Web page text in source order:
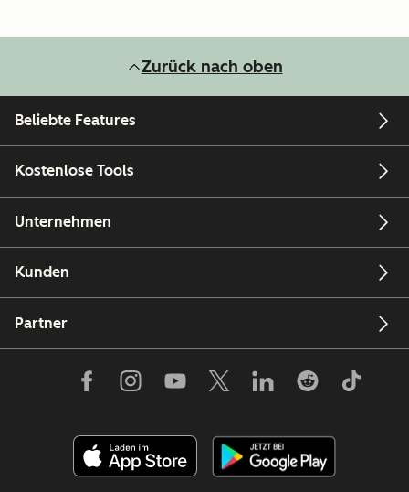
Zurück nach oben
Beliebte Features
Kostenlose Tools
Unternehmen
Kunden
Partner